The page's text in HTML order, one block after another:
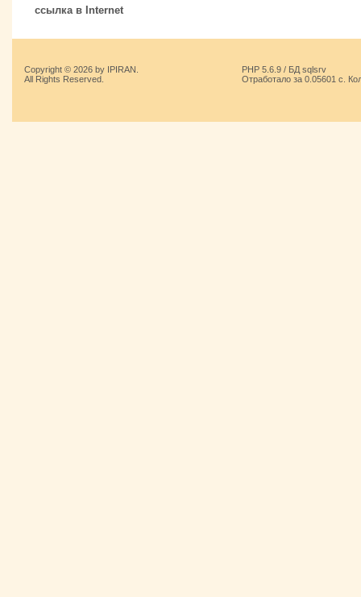
ссылка в Internet
Copyright © 2026 by IPIRAN.
All Rights Reserved.
PHP 5.6.9 / БД sqlsrv
Отработало за 0.05601 с.